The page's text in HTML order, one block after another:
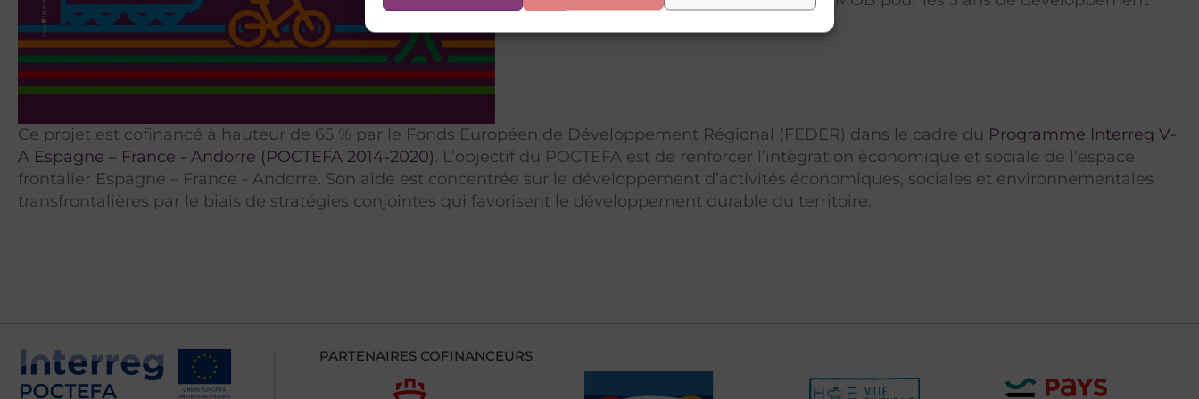
Ce projet est cofinancé à hauteur de 65 % par le Fonds Européen de Développement Régional (FEDER) dans le cadre du Programme Interreg V-
A Espagne – France - Andorre (POCTEFA 2014-2020). L’objectif du POCTEFA est de renforcer l’intégration économique et sociale de l’espace
frontalier Espagne – France - Andorre. Son aide est concentrée sur le développement d’activités économiques, sociales et environnementales
transfrontalières par le biais de stratégies conjointes qui favorisent le développement durable du territoire.
PARTENAIRES COFINANCEURS